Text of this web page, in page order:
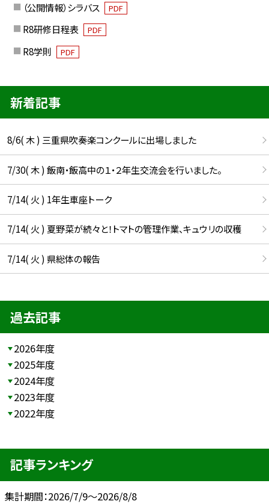
（公開情報）シラバス PDF
R8研修日程表 PDF
R8学則 PDF
新着記事
8/6( 木 ) 三重県吹奏楽コンクールに出場しました
7/30( 木 ) 飯南・飯高中の１・２年生交流会を行いました。
7/14( 火 ) 1年生車座トーク
7/14( 火 ) 夏野菜が続々と！トマトの管理作業、キュウリの収穫
7/14( 火 ) 県総体の報告
過去記事
2026年度
2025年度
2024年度
2023年度
2022年度
記事ランキング
集計期間：2026/7/9～2026/8/8